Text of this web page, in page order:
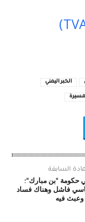
الخبر اليمني
السابقة
“بن مبارك”:
فاشل وهناك فساد
وعبث فيه